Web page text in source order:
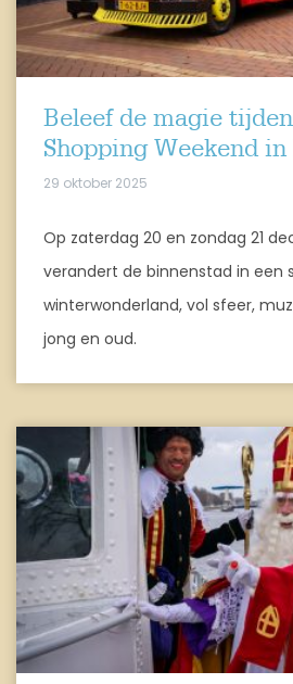
Beleef de magie
Shopping Weekend
29 oktober 2025
Op zaterdag 20 en zondag 21
verandert de binnenstad in een
winterwonderland, vol sfeer,
jong en oud.